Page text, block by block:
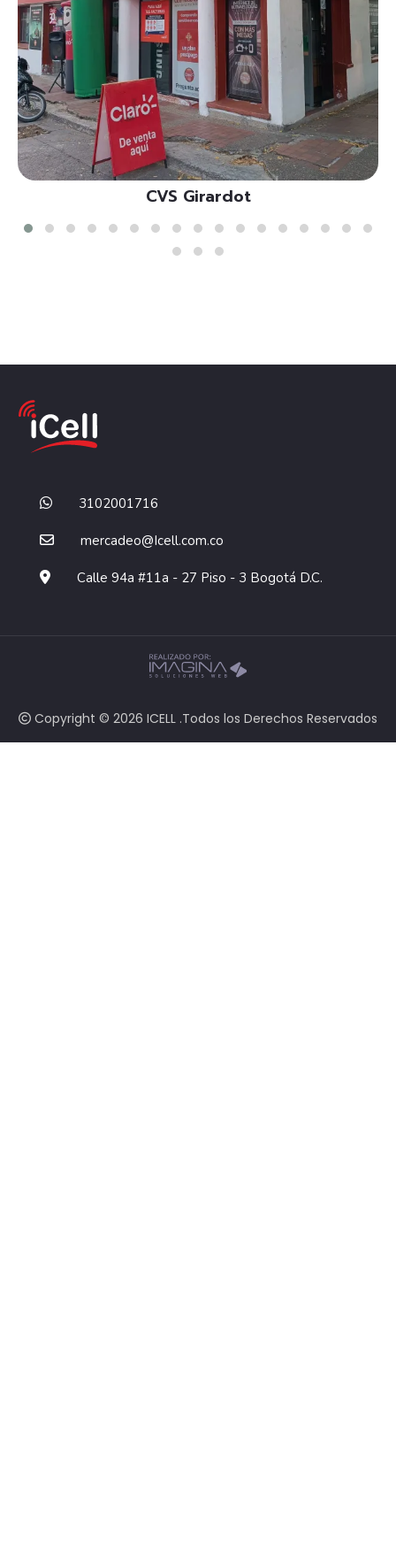
CVS Girardot
3102001716
Calle 94a #11a - 27 Piso - 3 Bogotá D.C.
mercadeo@Icell.com.co
Copyright © 2026 ICELL .Todos los Derechos Reservados